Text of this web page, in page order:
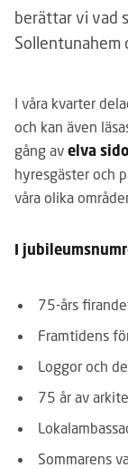
berättar vi vad
Sollentunahem
I våra kvarter
och kan även
gång av elva
hyresgäster och
våra olika
I
75-års
Framtidens
Loggor och
75 år av
Sommarens